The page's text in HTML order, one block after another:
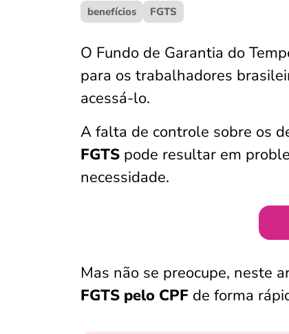
benefícios FGTS
O Fundo de Garantia do
para os trabalhadores
acessá-lo.
A falta de controle sobre os
FGTS pode resultar em
necessidade.
Mas não se preocupe, neste
FGTS pelo CPF de forma